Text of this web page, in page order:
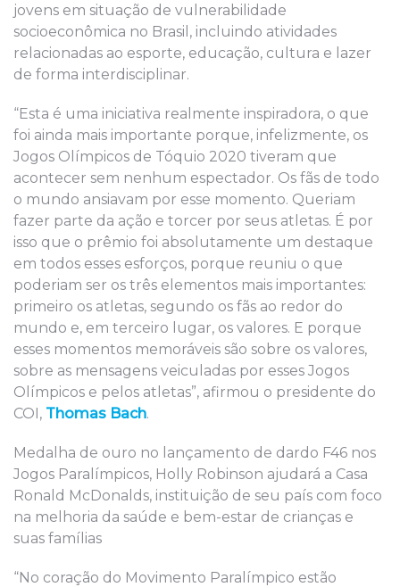
jovens em situação de vulnerabilidade
socioeconômica no Brasil, incluindo atividades
relacionadas ao esporte, educação, cultura e lazer
de forma interdisciplinar.
“Esta é uma iniciativa realmente inspiradora, o que
foi ainda mais importante porque, infelizmente, os
Jogos Olímpicos de Tóquio 2020 tiveram que
acontecer sem nenhum espectador. Os fãs de todo
o mundo ansiavam por esse momento. Queriam
fazer parte da ação e torcer por seus atletas. É por
isso que o prêmio foi absolutamente um destaque
em todos esses esforços, porque reuniu o que
poderiam ser os três elementos mais importantes:
primeiro os atletas, segundo os fãs ao redor do
mundo e, em terceiro lugar, os valores. E porque
esses momentos memoráveis são sobre os valores,
sobre as mensagens veiculadas por esses Jogos
Olímpicos e pelos atletas”, afirmou o presidente do
COI, Thomas Bach.
Medalha de ouro no lançamento de dardo F46 nos
Jogos Paralímpicos, Holly Robinson ajudará a Casa
Ronald McDonalds, instituição de seu país com foco
na melhoria da saúde e bem-estar de crianças e
suas famílias
“No coração do Movimento Paralímpico estão